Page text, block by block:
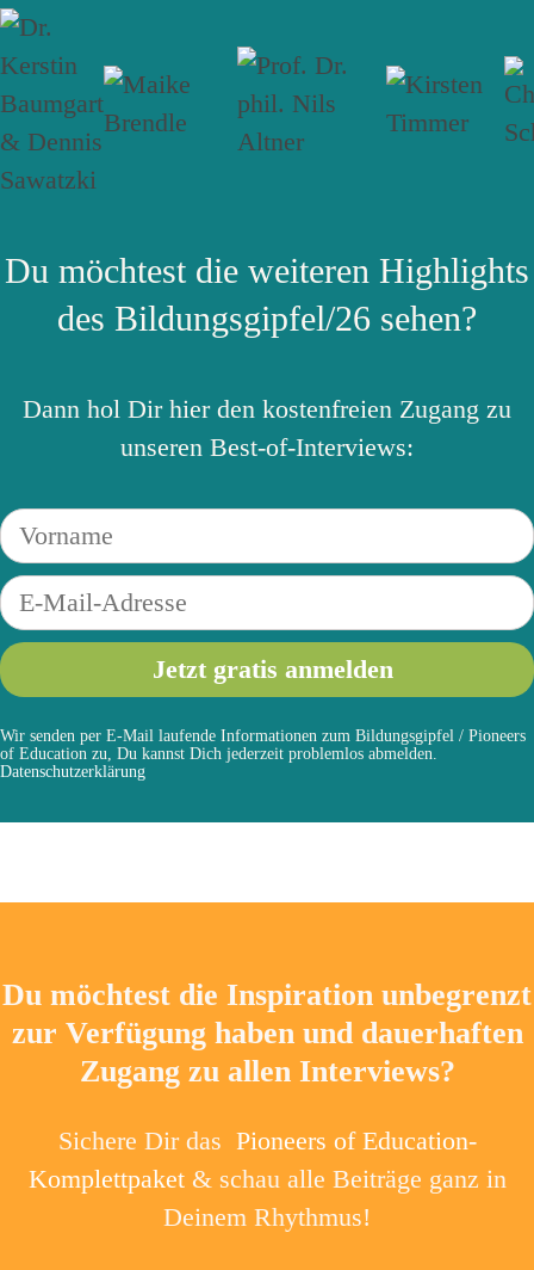
Du möchtest die weiteren Highlights
des Bildungsgipfel/26 sehen?
Dann hol Dir hier den kostenfreien Zugang zu
unseren Best-of-Interviews:
Wir senden per E-Mail laufende Informationen zum Bildungsgipfel / Pioneers
of Education zu, Du kannst Dich jederzeit problemlos abmelden.
Datenschutzerklärung
Du möchtest die Inspiration unbegrenzt
zur Verfügung haben und dauerhaften
Zugang zu allen Interviews?
Sichere Dir das Pioneers of Education-
Komplettpaket& schau alle Beiträge ganz in
Deinem Rhythmus!